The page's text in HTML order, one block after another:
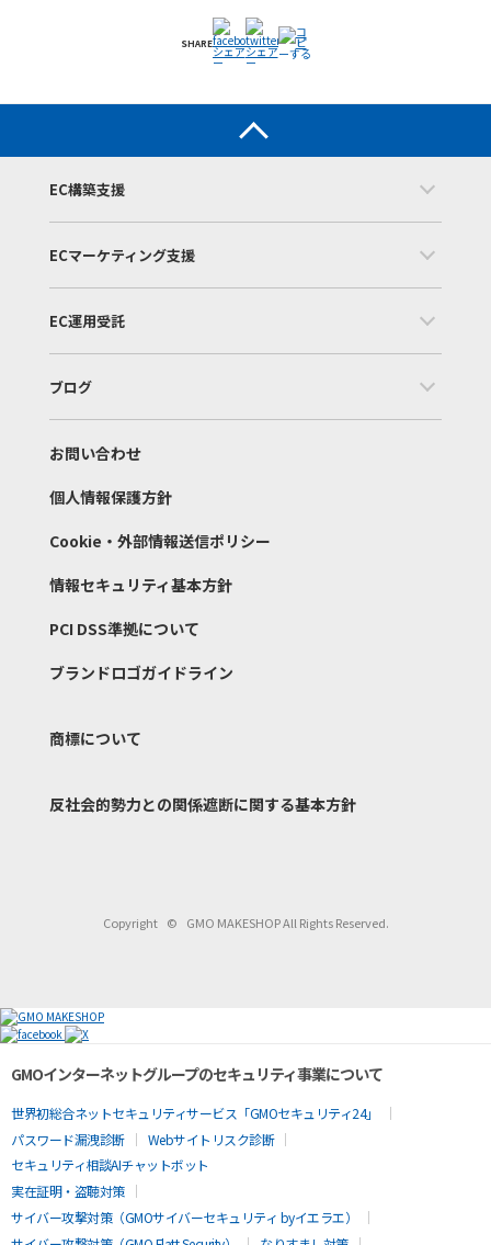
SHARE
EC構築支援
ECマーケティング支援
EC運用受託
ブログ
お問い合わせ
個人情報保護方針
Cookie・外部情報送信ポリシー
情報セキュリティ基本方針
PCI DSS準拠について
ブランドロゴガイドライン
商標について
反社会的勢力との関係遮断に関する基本方針
Copyright © GMO MAKESHOP All Rights Reserved.
GMOインターネットグループのセキュリティ事業について
世界初総合ネットセキュリティサービス「GMOセキュリティ24」
パスワード漏洩診断
Webサイトリスク診断
セキュリティ相談AIチャットボット
実在証明・盗聴対策
サイバー攻撃対策（GMOサイバーセキュリティ byイエラエ）